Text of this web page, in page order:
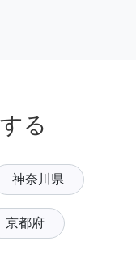
る
神奈川県
京都府